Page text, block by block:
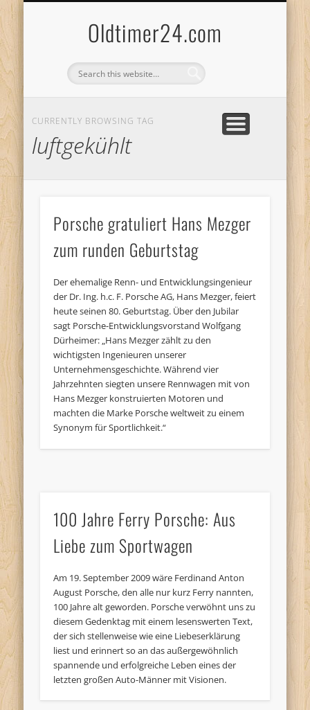
Oldtimer24.com
CURRENTLY BROWSING TAG
luftgekühlt
Porsche gratuliert Hans Mezger
zum runden Geburtstag
Der ehemalige Renn- und Entwicklungsingenieur
der Dr. Ing. h.c. F. Porsche AG, Hans Mezger, feiert
heute seinen 80. Geburtstag. Über den Jubilar
sagt Porsche-Entwicklungsvorstand Wolfgang
Dürheimer: „Hans Mezger zählt zu den
wichtigsten Ingenieuren unserer
Unternehmensgeschichte. Während vier
Jahrzehnten siegten unsere Rennwagen mit von
Hans Mezger konstruierten Motoren und
machten die Marke Porsche weltweit zu einem
Synonym für Sportlichkeit.“
100 Jahre Ferry Porsche: Aus
Liebe zum Sportwagen
Am 19. September 2009 wäre Ferdinand Anton
August Porsche, den alle nur kurz Ferry nannten,
100 Jahre alt geworden. Porsche verwöhnt uns zu
diesem Gedenktag mit einem lesenswerten Text,
der sich stellenweise wie eine Liebeserklärung
liest und erinnert so an das außergewöhnlich
spannende und erfolgreiche Leben eines der
letzten großen Auto-Männer mit Visionen.